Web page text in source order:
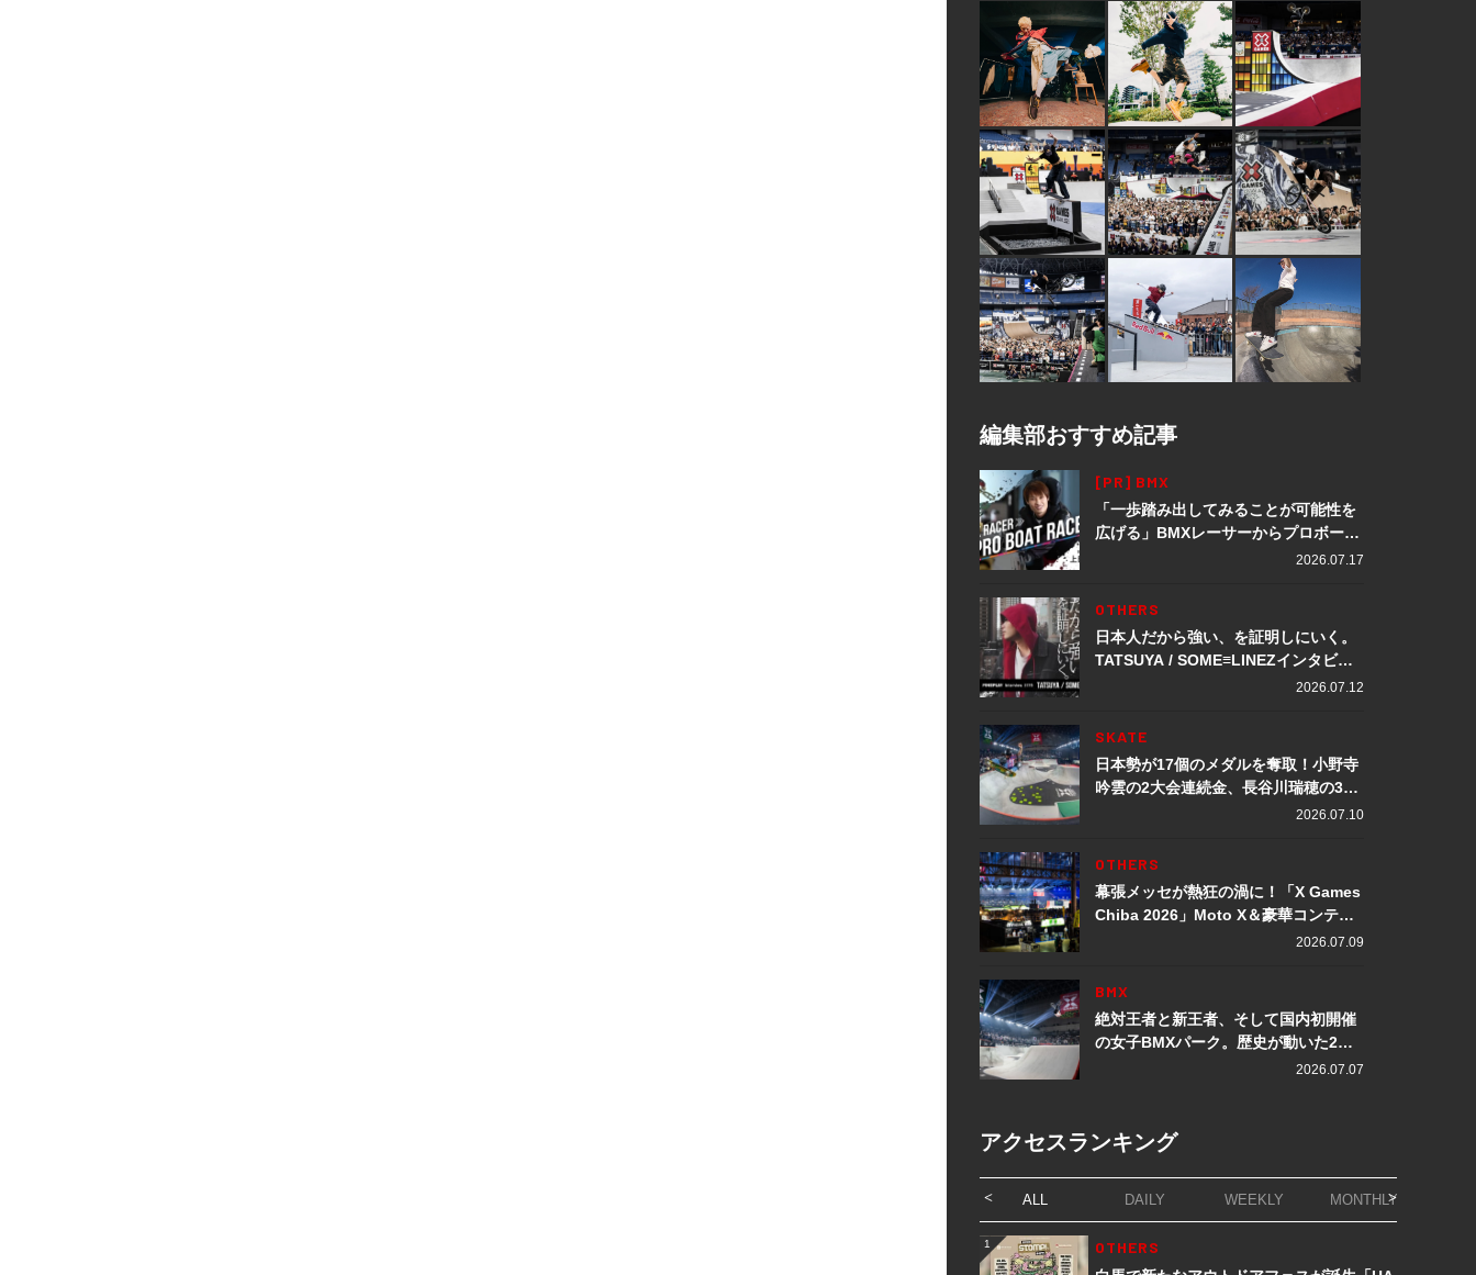
編集部おすすめ記事
[PR] BMX
「一歩踏み出してみることが可能性を
広げる」BMXレーサーからプロボート
レーサーへ転身。上田龍星が体現する
2026.07.17
OTHERS
日本人だから強い、を証明しにいく。
TATSUYA / SOME≡LINEZインタビュ
2026.07.12
SKATE
日本勢が17個のメダルを奪取！小野寺
吟雲の2大会連続金、長谷川瑞穂の3メ
ダル獲得など数々の快挙をプレイバッ
2026.07.10
OTHERS
幕張メッセが熱狂の渦に！「X Games
Chiba 2026」Moto X＆豪華コンテン
2026.07.09
BMX
絶対王者と新王者、そして国内初開催
の女子BMXパーク。歴史が動いた2日
2026.07.07
アクセスランキング
ALL DAILY WEEKLY MONTHLY
1 OTHERS